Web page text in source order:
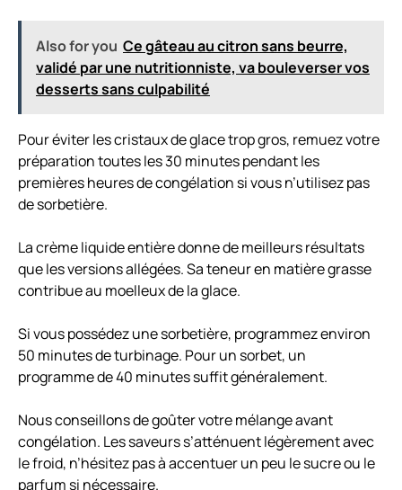
Also for you Ce gâteau au citron sans beurre,
validé par une nutritionniste, va bouleverser vos
desserts sans culpabilité
Pour éviter les cristaux de glace trop gros, remuez votre
préparation toutes les 30 minutes pendant les
premières heures de congélation si vous n’utilisez pas
de sorbetière.
La crème liquide entière donne de meilleurs résultats
que les versions allégées. Sa teneur en matière grasse
contribue au moelleux de la glace.
Si vous possédez une sorbetière, programmez environ
50 minutes de turbinage. Pour un sorbet, un
programme de 40 minutes suffit généralement.
Nous conseillons de goûter votre mélange avant
congélation. Les saveurs s’atténuent légèrement avec
le froid, n’hésitez pas à accentuer un peu le sucre ou le
parfum si nécessaire.